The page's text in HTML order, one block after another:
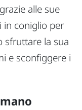
alle sue
in coniglio per
sfruttare la sua
e sconfiggere i